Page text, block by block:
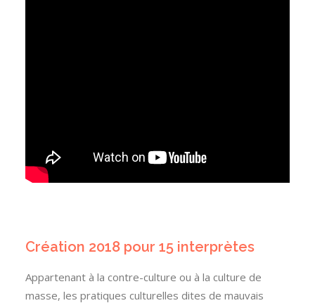
Création 2018 pour 15 interprètes
Appartenant à la contre-culture ou à la culture de
masse, les pratiques culturelles dites de mauvais